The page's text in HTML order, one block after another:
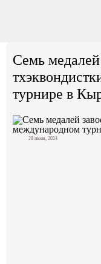
Вход
Семь медалей
турнире в
28 июня, 2024